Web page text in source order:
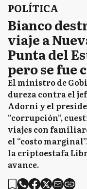
POLÍTICA
Bianco
viaje a
Punta del
pero se fue
El ministro de
dureza contra el
Adorni y el
“corrupción”,
viajes con
el “costo
la criptoestafa
avance.